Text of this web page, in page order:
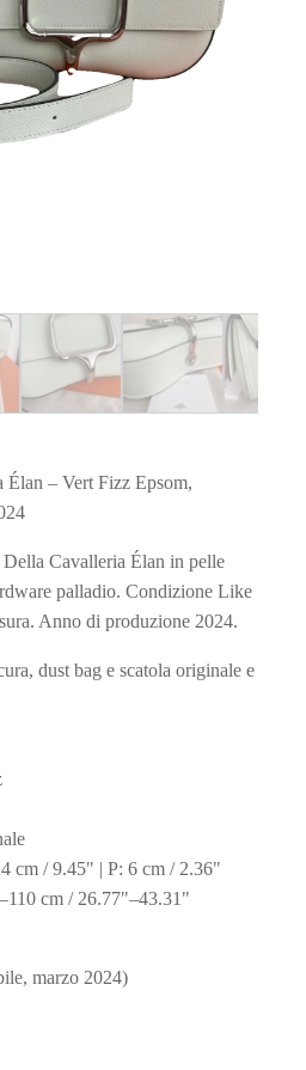
Élan – Vert Fizz Epsom,
Cavalleria Élan in pelle
palladio. Condizione Like
Anno di produzione 2024.
dust bag e scatola originale e
cm / 9.45" | P: 6 cm / 2.36"
cm / 26.77"–43.31"
marzo 2024)